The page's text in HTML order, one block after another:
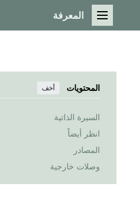
القائمة الرئيسية
المعرفة
المحتويات أخف
السيرة الذاتية
انظر أيضاً
المصادر
وصلات خارجية